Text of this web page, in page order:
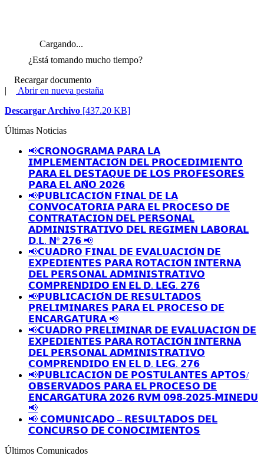
Cargando...
¿Está tomando mucho tiempo?
Recargar documento
|
Abrir en nueva pestaña
Descargar Archivo [437.20 KB]
Últimas Noticias
📢𝗖𝗥𝗢𝗡𝗢𝗚𝗥𝗔𝗠𝗔 𝗣𝗔𝗥𝗔 𝗟𝗔
𝗜𝗠𝗣𝗟𝗘𝗠𝗘𝗡𝗧𝗔𝗖𝗜𝗢́𝗡 𝗗𝗘𝗟 𝗣𝗥𝗢𝗖𝗘𝗗𝗜𝗠𝗜𝗘𝗡𝗧𝗢
𝗣𝗔𝗥𝗔 𝗘𝗟 𝗗𝗘𝗦𝗧𝗔𝗤𝗨𝗘 𝗗𝗘 𝗟𝗢𝗦 𝗣𝗥𝗢𝗙𝗘𝗦𝗢𝗥𝗘𝗦
𝗣𝗔𝗥𝗔 𝗘𝗟 𝗔𝗡̃𝗢 𝟮𝟬𝟮𝟲
📢𝗣𝗨𝗕𝗟𝗜𝗖𝗔𝗖𝗜𝗢́𝗡 𝗙𝗜𝗡𝗔𝗟 𝗗𝗘 𝗟𝗔
𝗖𝗢𝗡𝗩𝗢𝗖𝗔𝗧𝗢𝗥𝗜𝗔 𝗣𝗔𝗥𝗔 𝗘𝗟 𝗣𝗥𝗢𝗖𝗘𝗦𝗢 𝗗𝗘
𝗖𝗢𝗡𝗧𝗥𝗔𝗧𝗔𝗖𝗜𝗢𝗡 𝗗𝗘𝗟 𝗣𝗘𝗥𝗦𝗢𝗡𝗔𝗟
𝗔𝗗𝗠𝗜𝗡𝗜𝗦𝗧𝗥𝗔𝗧𝗜𝗩𝗢 𝗗𝗘𝗟 𝗥𝗘𝗚𝗜𝗠𝗘𝗡 𝗟𝗔𝗕𝗢𝗥𝗔𝗟
𝗗.𝗟. 𝗡º 𝟮𝟳𝟲 📢
📢𝗖𝗨𝗔𝗗𝗥𝗢 𝗙𝗜𝗡𝗔𝗟 𝗗𝗘 𝗘𝗩𝗔𝗟𝗨𝗔𝗖𝗜𝗢́𝗡 𝗗𝗘
𝗘𝗫𝗣𝗘𝗗𝗜𝗘𝗡𝗧𝗘𝗦 𝗣𝗔𝗥𝗔 𝗥𝗢𝗧𝗔𝗖𝗜𝗢́𝗡 𝗜𝗡𝗧𝗘𝗥𝗡𝗔
𝗗𝗘𝗟 𝗣𝗘𝗥𝗦𝗢𝗡𝗔𝗟 𝗔𝗗𝗠𝗜𝗡𝗜𝗦𝗧𝗥𝗔𝗧𝗜𝗩𝗢
𝗖𝗢𝗠𝗣𝗥𝗘𝗡𝗗𝗜𝗗𝗢 𝗘𝗡 𝗘𝗟 𝗗. 𝗟𝗘𝗚. 𝟮𝟳𝟲
📢𝗣𝗨𝗕𝗟𝗜𝗖𝗔𝗖𝗜𝗢́𝗡 𝗗𝗘 𝗥𝗘𝗦𝗨𝗟𝗧𝗔𝗗𝗢𝗦
𝗣𝗥𝗘𝗟𝗜𝗠𝗜𝗡𝗔𝗥𝗘𝗦 𝗣𝗔𝗥𝗔 𝗘𝗟 𝗣𝗥𝗢𝗖𝗘𝗦𝗢 𝗗𝗘
𝗘𝗡𝗖𝗔𝗥𝗚𝗔𝗧𝗨𝗥𝗔 📢
📢𝗖𝗨𝗔𝗗𝗥𝗢 𝗣𝗥𝗘𝗟𝗜𝗠𝗜𝗡𝗔𝗥 𝗗𝗘 𝗘𝗩𝗔𝗟𝗨𝗔𝗖𝗜𝗢́𝗡 𝗗𝗘
𝗘𝗫𝗣𝗘𝗗𝗜𝗘𝗡𝗧𝗘𝗦 𝗣𝗔𝗥𝗔 𝗥𝗢𝗧𝗔𝗖𝗜𝗢́𝗡 𝗜𝗡𝗧𝗘𝗥𝗡𝗔
𝗗𝗘𝗟 𝗣𝗘𝗥𝗦𝗢𝗡𝗔𝗟 𝗔𝗗𝗠𝗜𝗡𝗜𝗦𝗧𝗥𝗔𝗧𝗜𝗩𝗢
𝗖𝗢𝗠𝗣𝗥𝗘𝗡𝗗𝗜𝗗𝗢 𝗘𝗡 𝗘𝗟 𝗗. 𝗟𝗘𝗚. 𝟮𝟳𝟲
📢𝗣𝗨𝗕𝗟𝗜𝗖𝗔𝗖𝗜𝗢́𝗡 𝗗𝗘 𝗣𝗢𝗦𝗧𝗨𝗟𝗔𝗡𝗧𝗘𝗦 𝗔𝗣𝗧𝗢𝗦/
𝗢𝗕𝗦𝗘𝗥𝗩𝗔𝗗𝗢𝗦 𝗣𝗔𝗥𝗔 𝗘𝗟 𝗣𝗥𝗢𝗖𝗘𝗦𝗢 𝗗𝗘
𝗘𝗡𝗖𝗔𝗥𝗚𝗔𝗧𝗨𝗥𝗔 𝟮𝟬𝟮𝟲 𝗥𝗩𝗠 𝟬𝟵𝟴-𝟮𝟬𝟮𝟱-𝗠𝗜𝗡𝗘𝗗𝗨
📢
📢 𝗖𝗢𝗠𝗨𝗡𝗜𝗖𝗔𝗗𝗢 – 𝗥𝗘𝗦𝗨𝗟𝗧𝗔𝗗𝗢𝗦 𝗗𝗘𝗟
𝗖𝗢𝗡𝗖𝗨𝗥𝗦𝗢 𝗗𝗘 𝗖𝗢𝗡𝗢𝗖𝗜𝗠𝗜𝗘𝗡𝗧𝗢𝗦
Últimos Comunicados